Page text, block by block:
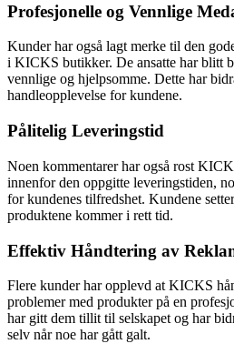
Profesjonelle og Vennlige
Kunder har også lagt merke til den
i KICKS butikker. De ansatte har blitt
vennlige og hjelpsomme. Dette har
handleopplevelse for kundene.
Pålitelig Leveringstid
Noen kommentarer har også rost
innenfor den oppgitte leveringstiden,
for kundenes tilfredshet. Kundene
produktene kommer i rett tid.
Effektiv Håndtering av
Flere kunder har opplevd at KICKS
problemer med produkter på en
har gitt dem tillit til selskapet og har
selv når noe har gått galt.